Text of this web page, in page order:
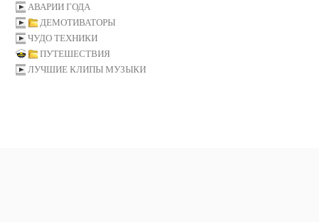
АВАРИИ ГОДА
ДЕМОТИВАТОРЫ
ЧУДО ТЕХНИКИ
ПУТЕШЕСТВИЯ
ЛУЧШИЕ КЛИПЫ МУЗЫКИ